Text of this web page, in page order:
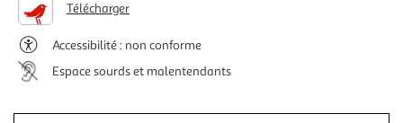
Télécharger
Accessibilité : non conforme
Espace sourds et malentendants